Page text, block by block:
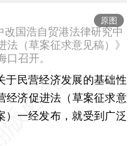
原图
改国浩自贸港法律研究中
法（草案征求意见稿）》
口召开。
民营经济发展的基础性
经济促进法（草案征求意
）一经发布，就受到广泛